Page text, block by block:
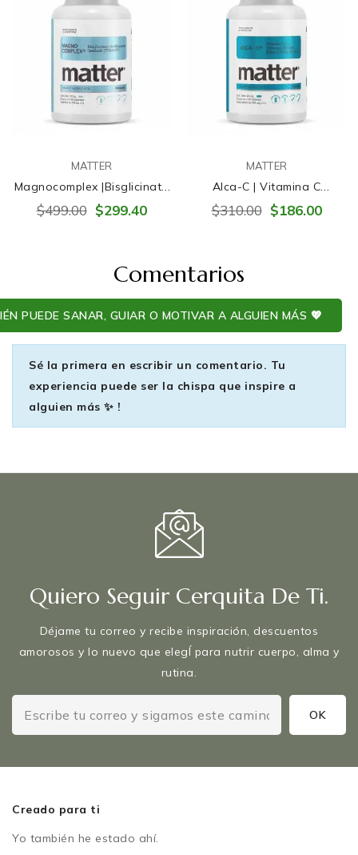
MATTER
Magnocomplex |Bisglicinato
De Magnesio Quelado
(TRAACS)
$499.00 $299.40
MATTER
Alca-C | Vitamina C
(Ascorbato De Sodio)
$310.00 $186.00
Comentarios
PUEDE SANAR, GUIAR O MOTIVAR A ALGUIEN MÁS 💖
Sé la primera en escribir un comentario. Tu
experiencia puede ser la chispa que inspire a
alguien más ✨ !
Quiero Seguir Cerquita De Ti.
Déjame tu correo y recibe inspiración, descuentos
amorosos y lo nuevo que elegÍ para nutrir cuerpo, alma y
rutina.
Creado para ti
Yo también he estado ahí.